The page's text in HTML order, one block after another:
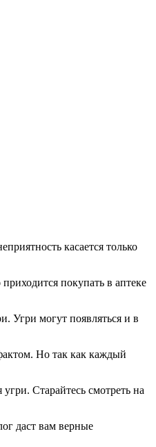
касается только
покупать в аптеке
Угри могут появляться и в
Но так как каждый
Старайтесь смотреть на
даст вам верные